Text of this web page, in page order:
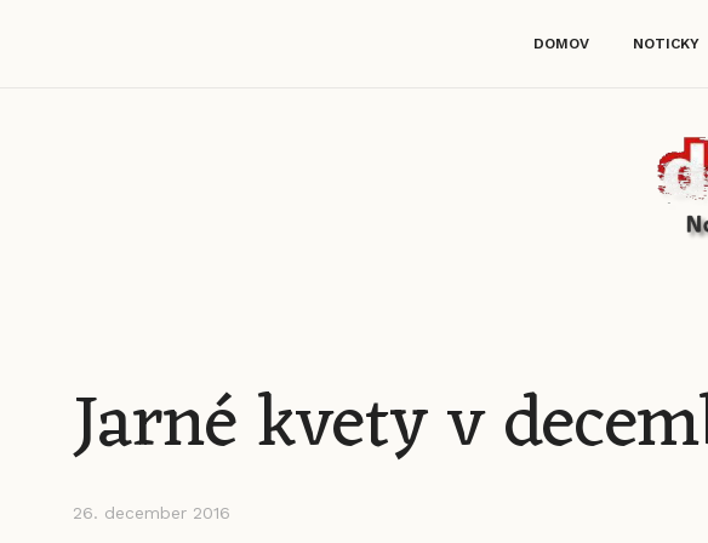
DOMOV NOTICKY
Jarné kvety v
26. december 2016